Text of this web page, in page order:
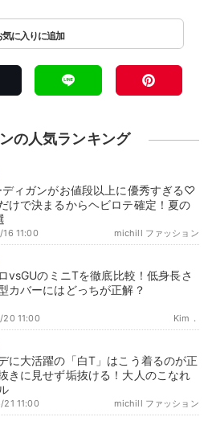
の人気ランキング
ディガンがお値段以上に優秀すぎる♡
けで決まるからヘビロテ確定！夏の
michill ファッション
11:00
vsGUのミニTを徹底比較！低身長さ
カバーにはどっちが正解？
Kim．
11:00
に大活躍の「白T」はこう着るのが正
きに見せず垢抜ける！大人のこなれ
michill ファッション
11:00